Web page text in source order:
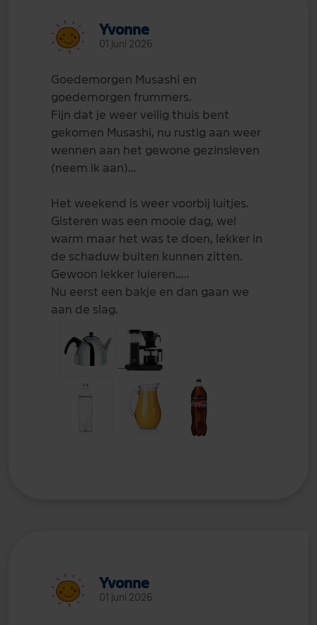
Yvonne
01 juni 2026
Goedemorgen Musashi en
goedemorgen frummers.
Fijn dat je weer veilig thuis bent
gekomen Musashi, nu rustig aan weer
wennen aan het gewone gezinsleven
(neem ik aan)...
Het weekend is weer voorbij luitjes.
Gisteren was een mooie dag, wel
warm maar het was te doen, lekker in
de schaduw buiten kunnen zitten.
Gewoon lekker luieren.....
Nu eerst een bakje en dan gaan we
aan de slag.
Yvonne
01 juni 2026